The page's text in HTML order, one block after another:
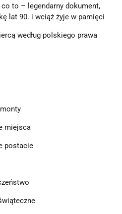
to – legendarny dokument,
lat 90. i wciąż żyje w pamięci
według polskiego prawa
miejsca
postacie